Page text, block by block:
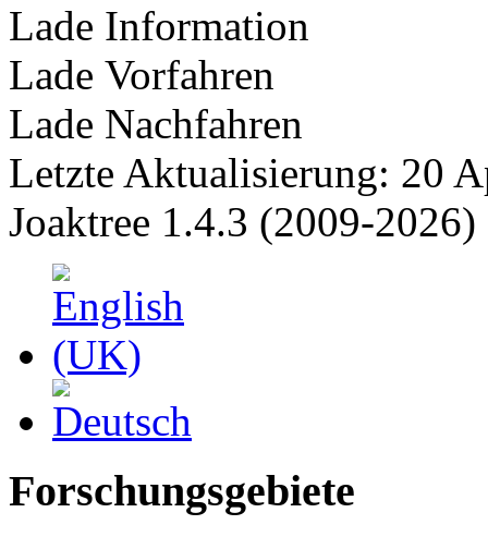
Lade Information
Lade Vorfahren
Lade Nachfahren
Letzte Aktualisierung: 20
Joaktree 1.4.3 (2009-2026)
Forschungsgebiete